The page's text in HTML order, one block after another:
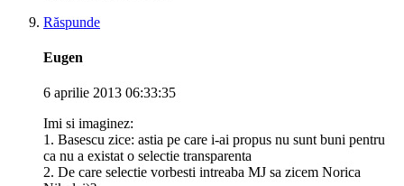
Răspunde
Eugen
6 aprilie 2013 06:33:35
Imi si imaginez:
1. Basescu zice: astia pe care i-ai propus nu sunt buni pentru
ca nu a existat o selectie transparenta
2. De care selectie vorbesti intreaba MJ sa zicem Norica